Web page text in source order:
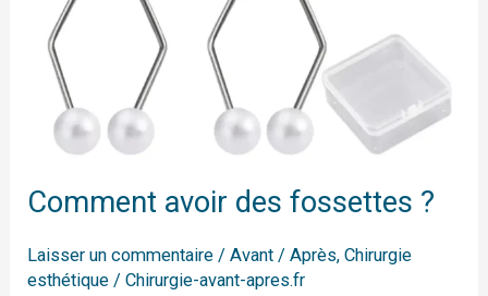
Comment avoir des fossettes ?
Laisser un commentaire /Avant / Après,Chirurgie
esthétique /Chirurgie-avant-apres.fr